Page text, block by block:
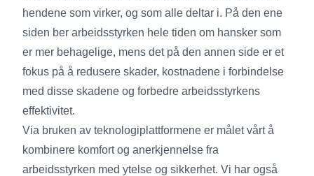
hendene som virker, og som alle deltar i. På den ene
siden ber arbeidsstyrken hele tiden om hansker som
er mer behagelige, mens det på den annen side er et
fokus på å redusere skader, kostnadene i forbindelse
med disse skadene og forbedre arbeidsstyrkens
effektivitet.
Via bruken av teknologiplattformene er målet vårt å
kombinere komfort og anerkjennelse fra
arbeidsstyrken med ytelse og sikkerhet. Vi har også